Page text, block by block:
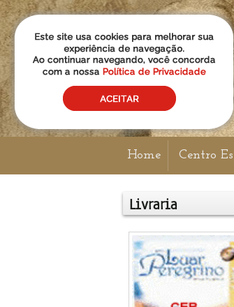
Home Centro
Livraria